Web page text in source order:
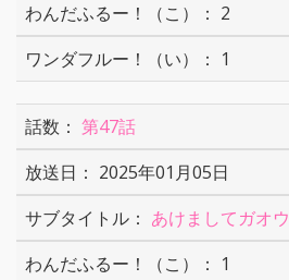
2
1
第47話
2025年01月05日
あけましてガオウ
1